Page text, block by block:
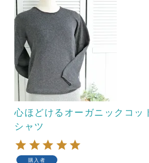
心ほどけるオーガニックコッ
シャツ
購入者